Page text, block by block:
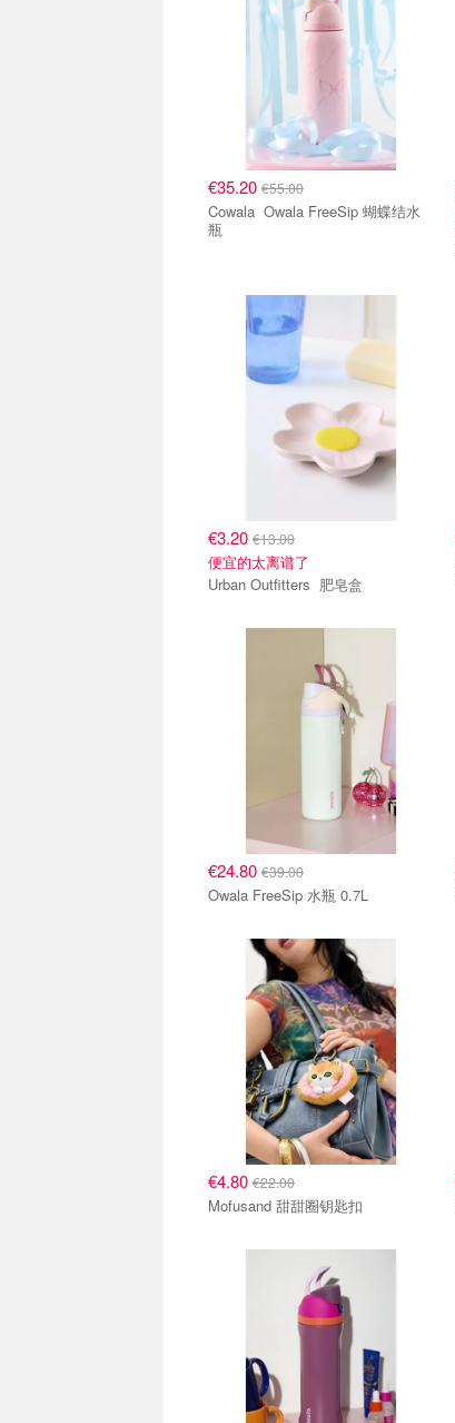
€35.20 €55.00
Cowala Owala FreeSip 蝴蝶结水
瓶
€3.20 €13.00
便宜的太离谱了
Urban Outfitters 肥皂盒
€24.80 €39.00
Owala FreeSip 水瓶 0.7L
€4.80 €22.00
Mofusand 甜甜圈钥匙扣